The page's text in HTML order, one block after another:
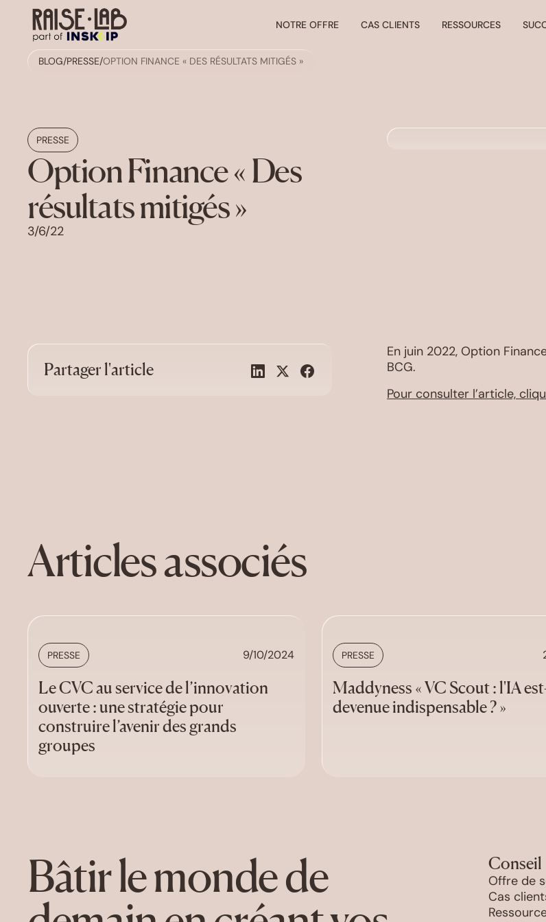
NOTRE OFFRE CAS CLIENTS RESSOURCES
BLOG/PRESSE/OPTION FINANCE « DES RÉSULTATS MITIGÉS »
PRESSE
Option Finance « Des
résultats mitigés »
3/6/22
Partager l'article
En juin 2022, Option
BCG.
Pour consulter l’article,
Articles associés
PRESSE 9/10/2024
Le CVC au service de l’innovation
ouverte : une stratégie pour
construire l’avenir des grands
groupes
PRESSE
Maddyness « VC Scout : l'IA
devenue indispensable ? »
Bâtir le monde de
Conseil
Offre de
Cas